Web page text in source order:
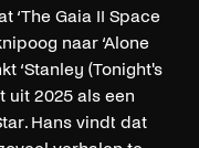
‘The Gaia II Space
naar ‘Alone
‘Stanley (Tonight's
uit 2025 als een
Hans vindt dat